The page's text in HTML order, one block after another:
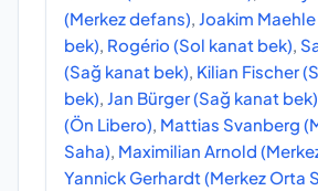
(Merkez defans) Joakim
bek) Rogério (Sol kanat bek)
(Sağ kanat bek) Kilian Fischer
bek) Jan Bürger (Sağ kanat bek)
(Ön Libero) Mattias Svanberg
Saha) Maximilian Arnold
Yannick Gerhardt (Merkez Orta